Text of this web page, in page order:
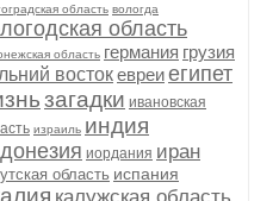
область вологда
область
область германия грузия
востокевреиегипет
загадки ивановская
израиль индия
иордания иран
область испания